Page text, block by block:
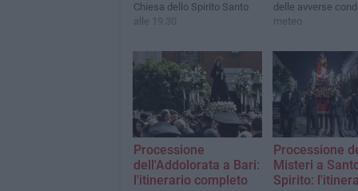
Chiesa dello Spirito Santo
alle 19.30
delle avverse
meteo
Processione
dell'Addolorata a Bari:
l'itinerario completo
Processione
Misteri a
Spirito: